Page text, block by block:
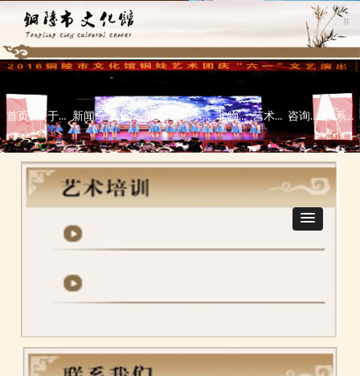
首页 关于本馆 新闻中心 文化活动 服务指南 艺术培训 非物质文化遗产 艺术欣赏 咨询指导\意见反馈栏 联系我们